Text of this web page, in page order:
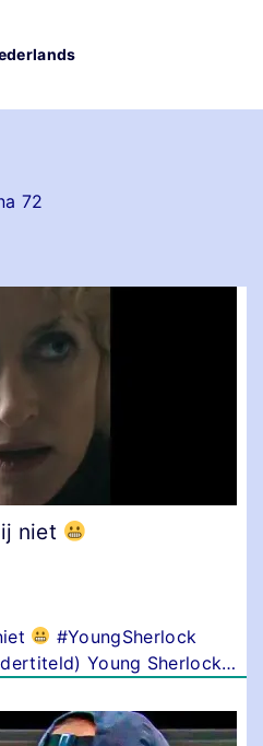
72
niet
#YoungSherlock
Young Sherlock…